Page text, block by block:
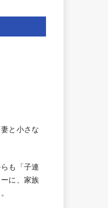
と小さな
も「子連
に、家族